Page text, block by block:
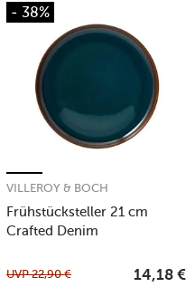
- 38%
Frühstücksteller 21 cm
Crafted Denim
VILLEROY & BOCH
UVP22,90 € 14,18 €